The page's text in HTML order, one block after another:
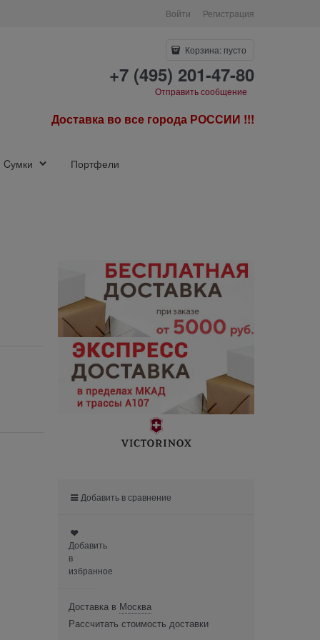
Войти Регистрация
Корзина: пусто
+7 (495) 201-47-80
Отправить сообщение
Доставка во все города РОССИИ !!!
Cумки Портфели
Добавить в сравнение
Добавить
в
избранное
Доставка в Москва
Рассчитать стоимость доставки